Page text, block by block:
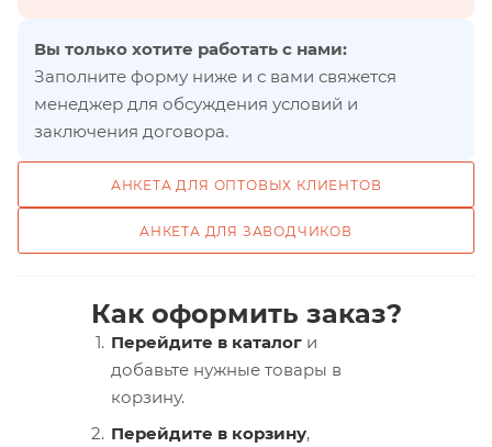
Вы только хотите работать с нами:
Заполните форму ниже и с вами свяжется
менеджер для обсуждения условий и
заключения договора.
АНКЕТА ДЛЯ ОПТОВЫХ КЛИЕНТОВ
АНКЕТА ДЛЯ ЗАВОДЧИКОВ
Как оформить заказ?
Перейдите в каталог и
добавьте нужные товары в
корзину.
Перейдите в корзину,